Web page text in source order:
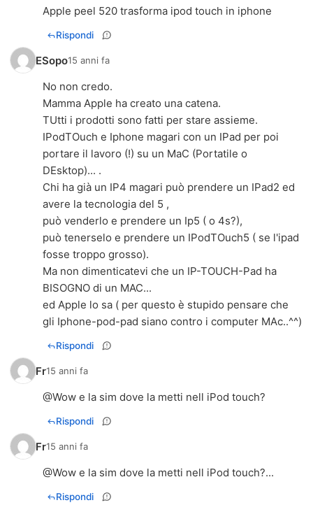
Apple peel 520 trasforma ipod touch in iphone
Rispondi
ESopo15 anni fa
No non credo.
Mamma Apple ha creato una catena.
TUtti i prodotti sono fatti per stare assieme.
IPodTOuch e Iphone magari con un IPad per poi
portare il lavoro (!) su un MaC (Portatile o
DEsktop)... .
Chi ha già un IP4 magari può prendere un IPad2 ed
avere la tecnologia del 5 ,
può venderlo e prendere un Ip5 ( o 4s?),
può tenerselo e prendere un IPodTOuch5 ( se l'ipad
fosse troppo grosso).
Ma non dimenticatevi che un IP-TOUCH-Pad ha
BISOGNO di un MAC...
ed Apple lo sa ( per questo è stupido pensare che
gli Iphone-pod-pad siano contro i computer MAc..^^)
Rispondi
Fr15 anni fa
@Wow e la sim dove la metti nell iPod touch?
Rispondi
Fr15 anni fa
@Wow e la sim dove la metti nell iPod touch?...
Rispondi